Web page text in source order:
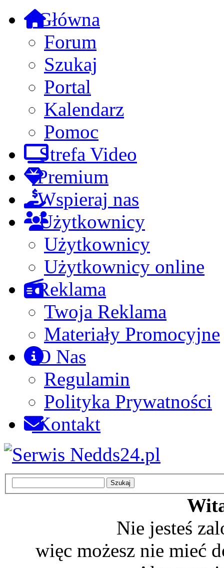
Główna
Forum
Szukaj
Portal
Kalendarz
Pomoc
Strefa Video
Premium
Wspieraj nas
Użytkownicy
Użytkownicy
Użytkownicy online
Reklama
Twoja Reklama
Materiały Promocyjne
O Nas
Regulamin
Polityka Prywatności
Kontakt
Nie jesteś
więc możesz nie mieć